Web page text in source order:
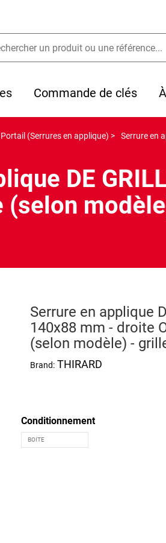
Commande de clés
Portail (Serrures en applique) > Serrure en
DE
(selon
Serrure en applique
140x88 mm - droite
(selon modèle) -
Brand: THIRARD
Conditionnement